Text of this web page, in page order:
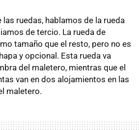
las ruedas, hablamos de la rueda
de tercio. La rueda de
tamaño que el resto, pero no es
y opcional. Esta rueda va
del maletero, mientras que el
van en dos alojamientos en las
maletero.